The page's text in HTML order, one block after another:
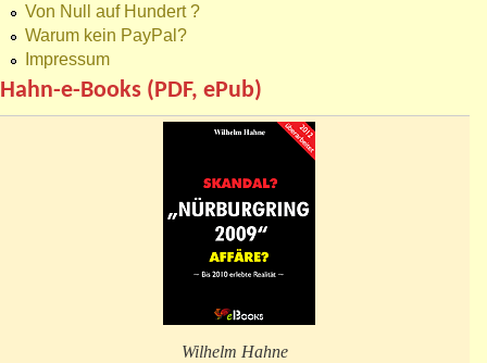
Von Null auf Hundert ?
Warum kein PayPal?
Impressum
Hahn-e-Books (PDF, ePub)
Wilhelm Hahne